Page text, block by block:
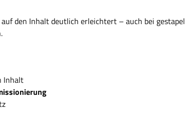
den Inhalt deutlich erleichtert – auch bei
Inhalt